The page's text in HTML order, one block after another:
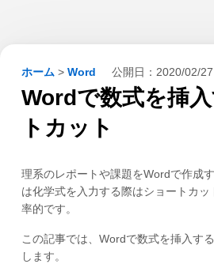
ホーム > Word 公開日： 2020/02/27
Wordで数式を挿
トカット
理系のレポートや課題をWordで作成
は化学式を入力する際はショートカ
率的です。
この記事では、Wordで数式を挿入す
します。